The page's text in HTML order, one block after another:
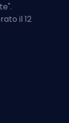
".
il 12